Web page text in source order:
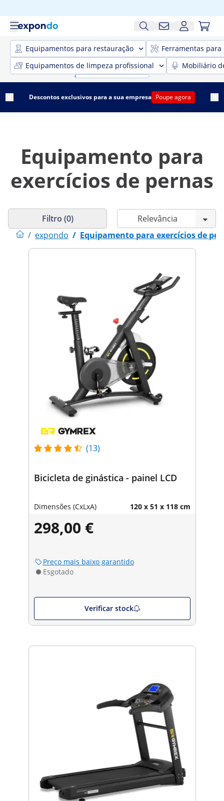
Equipamentos para restauração
Ferramentas para
Equipamentos de limpeza profissional
Mobiliário
Descontos exclusivos para a sua empresa Poupe agora
Equipamento para
exercícios de pernas
/ expondo / Equipamento para exercícios de
Filtro (0)
(13)
Bicicleta de ginástica - painel LCD
Dimensões (CxLxA) 120 x 51 x 118 cm
298,00 €
Preço mais baixo garantido
Esgotado
Verificar stock